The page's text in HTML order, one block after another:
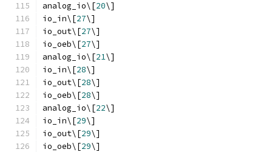
analog_io\[20\]
io_in\[27\]
io_out\[27\]
io_oeb\[27\]
analog_io\[21\]
io_in\[28\]
io_out\[28\]
io_oeb\[28\]
analog_io\[22\]
io_in\[29\]
io_out\[29\]
io_oeb\[29\]